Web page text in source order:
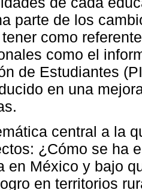
parte de los
como
como el
de Estudiantes
en una
central a la
¿Cómo se ha
en México y bajo
en territorios